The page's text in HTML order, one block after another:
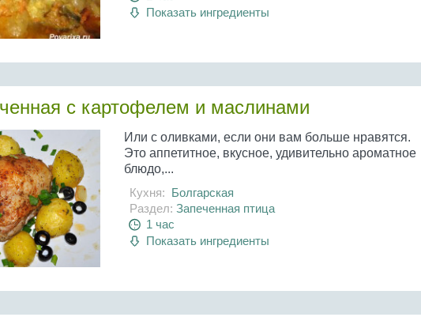
Показать ингредиенты
с картофелем и маслинами
Или с оливками, если они вам больше нравятся.
Это аппетитное, вкусное, удивительно ароматное
блюдо,...
Кухня: Болгарская
Раздел: Запеченная птица
1 час
Показать ингредиенты